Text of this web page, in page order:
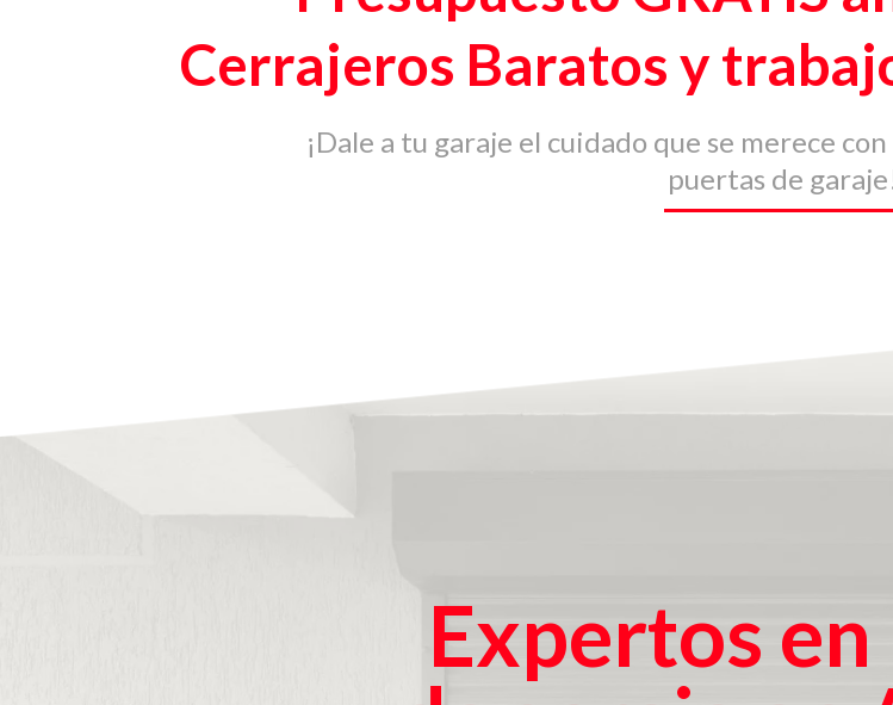
Cerrajeros Baratos y
¡Dale a tu garaje el cuidado que se merece
puertas de
Expertos